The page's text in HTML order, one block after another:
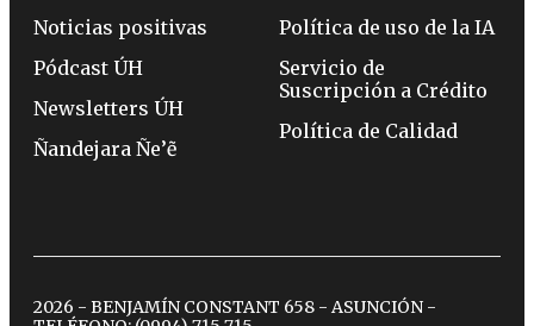
Noticias positivas
Pódcast ÚH
Newsletters ÚH
Ñandejara Ñe’ẽ
Política de uso de la IA
Servicio de
Suscripción a Crédito
Política de Calidad
2026 - BENJAMÍN CONSTANT 658 - ASUNCIÓN -